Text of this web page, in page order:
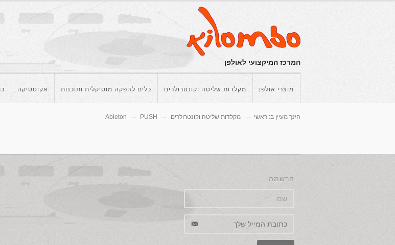
המרכז המיקצועי לאולפן
מוצרי אולפן מקלדות שליטה וקונטרולרים כלים להפקה מוסיקלית ותוכנות אקוסטיקה
הינך מעיין ב: ראשי מקלדות שליטה וקונטרולרים Ableton PUSH
הרשמה